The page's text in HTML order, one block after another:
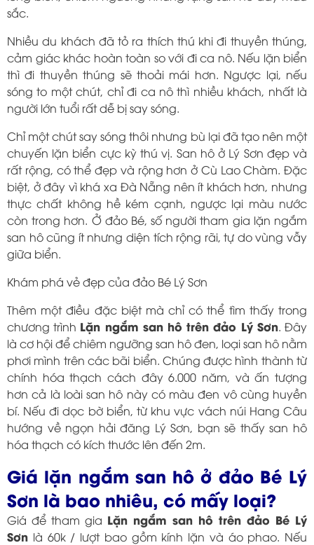
sắc.
Nhiều du khách đã tỏ ra thích thú khi đi thuyền thúng,
cảm giác khác hoàn toàn so với đi ca nô. Nếu lặn biển
thì đi thuyền thúng sẽ thoải mái hơn. Ngược lại, nếu
sóng to một chút, chỉ đi ca nô thì nhiều khách, nhất là
người lớn tuổi rất dễ bị say sóng.
Chỉ một chút say sóng thôi nhưng bù lại đã tạo nên một
chuyến lặn biển cực kỳ thú vị. San hô ở Lý Sơn đẹp và
rất rộng, có thể đẹp và rộng hơn ở Cù Lao Chàm. Đặc
biệt, ở đây vì khá xa Đà Nẵng nên ít khách hơn, nhưng
thực chất không hề kém cạnh, ngược lại màu nước
còn trong hơn. Ở đảo Bé, số người tham gia lặn ngắm
san hô cũng ít nhưng diện tích rộng rãi, tự do vùng vẫy
giữa biển.
Khám phá vẻ đẹp của đảo Bé Lý Sơn
Thêm một điều đặc biệt mà chỉ có thể tìm thấy trong
chương trình Lặn ngắm san hô trên đảo Lý Sơn. Đây
là cơ hội để chiêm ngưỡng san hô đen, loại san hô nằm
phơi mình trên các bãi biển. Chúng được hình thành từ
chính hóa thạch cách đây 6.000 năm, và ấn tượng
hơn cả là loài san hô này có màu đen vô cùng huyền
bí. Nếu đi dọc bờ biển, từ khu vực vách núi Hang Câu
hướng về ngọn hải đăng Lý Sơn, bạn sẽ thấy san hô
hóa thạch có kích thước lên đến 2m.
Giá lặn ngắm san hô ở đảo Bé Lý
Sơn là bao nhiêu, có mấy loại?
Giá để tham gia Lặn ngắm san hô trên đảo Bé Lý
Sơn là 60k / lượt bao gồm kính lặn và áo phao. Nếu